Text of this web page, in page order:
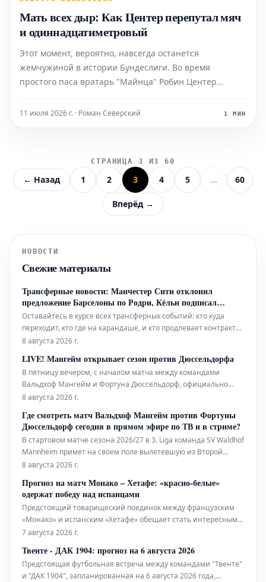
Мать всех дыр: Как Центер перепутал мяч
и одиннадцатиметровый
Этот момент, вероятно, навсегда останется
жемчужиной в истории Бундеслиги. Во время
простого паса вратарь "Майнца" Робин Центер
удара, но в последний момент все же сумел
11 июля 2026 г. · Роман Северский 1 МИН
СТРАНИЦА 3 ИЗ 60
← Назад 1 2 3 4 5 ... 60
Вперёд →
НОВОСТИ
Свежие материалы
Трансферные новости: Манчестер Сити отклонил
предложение Барселоны по Родри, Кёльн подписал
Невеша
Оставайтесь в курсе всех трансферных событий: кто куда
переходит, кто где на карандаше, и кто продлевает контракты?
В нашем трансферном тикете вы найдете самую свежую
8 августа 2026 г.
LIVE! Мангейм открывает сезон против Дюссельдорфа
В пятницу вечером, с началом матча между командами
Вальдхоф Мангейм и Фортуна Дюссельдорф, официально
откроется сезон 2026/27 в Третьей Бундеслиге. В этот игровой
Второй Бундеслиги, в противостоянии с командой из
Курпфальца.
8 августа 2026 г.
Где смотреть матч Вальдхоф Мангейм против Фортуны
Дюссельдорф сегодня в прямом эфире по ТВ и в стриме?
В стартовом матче сезона 2026/27 в 3. Liga команда SV Waldhof
Mannheim примет на своем поле вылетевшую из Второй
Бундеслиги команду Fortuna Düsseldorf. Узнайте, где можно
телевидению и в онлайн-трансляции.
8 августа 2026 г.
Прогноз на матч Монако – Хетафе: «красно-белые»
одержат победу над испанцами
Предстоящий товарищеский поединок между французским
«Монако» и испанским «Хетафе» обещает стать интересным
противостоянием. Несмотря на товарищеский статус матча,
стремясь продемонстрировать свои лучшие качества и
наиграть новые тактичес
7 августа 2026 г.
Твенте - ДАК 1904: прогноз на 6 августа 2026
Предстоящая футбольная встреча между командами "Твенте"
и "ДАК 1904", запланированная на 6 августа 2026 года,